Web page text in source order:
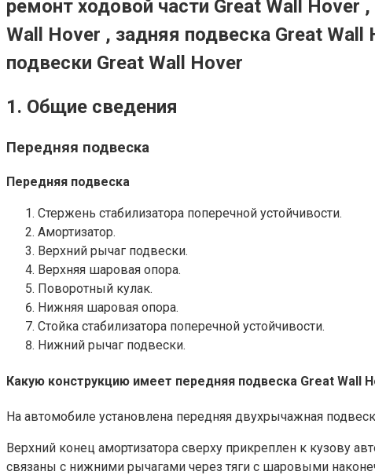
ремонт ходовой части Great Wall Hover
Wall Hover , задняя подвеска Great
подвески Great Wall Hover
1. Общие сведения
Передняя подвеска
Передняя подвеска
Стержень стабилизатора поперечной устойчивости.
Амортизатор.
Верхний рычаг подвески.
Верхняя шаровая опора.
Поворотный кулак.
Нижняя шаровая опора.
Стойка стабилизатора поперечной устойчивости.
Нижний рычаг подвески.
Какую конструкцию имеет передняя подвеска Great Wall
На автомобиле установлена передняя двухрычажная
Верхний конец амортизатора сверху прикреплен к кузову
связаны с нижними рычагами через тяги с шаровыми